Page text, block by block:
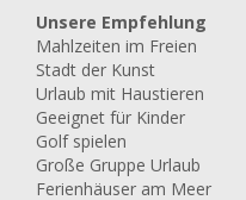
Unsere Empfehlung
Mahlzeiten im Freien
Stadt der Kunst
Urlaub mit Haustieren
Geeignet für Kinder
Golf spielen
Große Gruppe Urlaub
Ferienhäuser am Meer